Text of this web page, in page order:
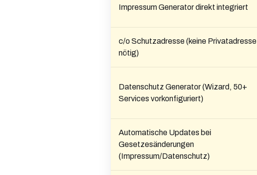
Impressum Generator direkt integriert
c/o Schutzadresse (keine Privatadresse
nötig)
Datenschutz Generator (Wizard, 50+
Services vorkonfiguriert)
Automatische Updates bei
Gesetzesänderungen
(Impressum/Datenschutz)